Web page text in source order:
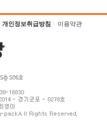
개인정보취급방침 이용약관